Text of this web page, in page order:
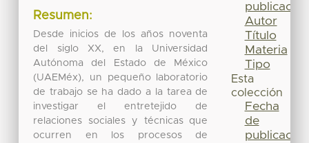
Resumen:
Desde inicios de los años noventa
del siglo XX, en la Universidad
Autónoma del Estado de México
(UAEMéx), un pequeño laboratorio
de trabajo se ha dado a la tarea de
investigar el entretejido de
relaciones sociales y técnicas que
ocurren en los procesos de
publicación
Autor
Título
Materia
Tipo
Esta
colección
Fecha
de
publicación